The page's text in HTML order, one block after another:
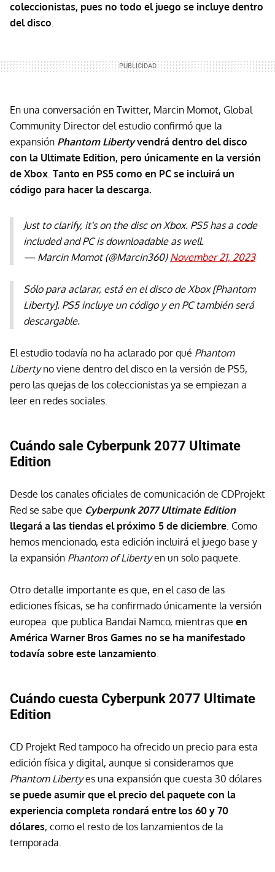
coleccionistas, pues no todo el juego se incluye dentro
del disco.
En una conversación en Twitter, Marcin Momot, Global
Community Director del estudio confirmó que la
expansión Phantom Libertyvendrá dentro del disco
con la Ultimate Edition, pero únicamente en la versión
de Xbox. Tanto en PS5 como en PC se incluirá un
código para hacer la descarga.
Just to clarify, it's on the disc on Xbox. PS5 has a code
included and PC is downloadable as well.
— Marcin Momot (@Marcin360) November 21, 2023
Sólo para aclarar, está en el disco de Xbox [Phantom
Liberty]. PS5 incluye un código y en PC también será
descargable.
El estudio todavía no ha aclarado por qué Phantom
Libertyno viene dentro del disco en la versión de PS5,
pero las quejas de los coleccionistas ya se empiezan a
leer en redes sociales.
Cuándo sale Cyberpunk 2077 Ultimate
Edition
Desde los canales oficiales de comunicación de CDProjekt
Red se sabe que Cyberpunk 2077 Ultimate Edition
llegará a las tiendas el próximo 5 de diciembre. Como
hemos mencionado, esta edición incluirá el juego base y
la expansión Phantom of Libertyen un solo paquete.
Otro detalle importante es que, en el caso de las
ediciones físicas, se ha confirmado únicamente la versión
europea que publica Bandai Namco, mientras que en
América Warner Bros Games no se ha manifestado
todavía sobre este lanzamiento.
Cuándo cuesta Cyberpunk 2077 Ultimate
Edition
CD Projekt Red tampoco ha ofrecido un precio para esta
edición física y digital, aunque si consideramos que
Phantom Libertyes una expansión que cuesta 30 dólares
se puede asumir que el precio del paquete con la
experiencia completa rondará entre los 60 y 70
dólares, como el resto de los lanzamientos de la
temporada.